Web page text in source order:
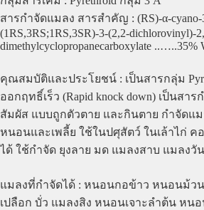
สารกำจัดแมลง สารสำคัญ : (RS)-α-cyano-
(1RS,3RS;1RS,3SR)-3-(2,2-dichlorovinyl)-
dimethylcyclopropanecarboxylate ..…..35%
คุณสมบัติและประโยชน์ : เป็นสารกลุ่ม
ออกฤทธิ์เร็ว (Rapid knock down) เป็นสา
สัมผัส แบบถูกตัวตาย และกินตาย กำจัดแ
หนอนและเพลี้ย ใช้ในปศุสัตว์ ในเล้าไก่ ค
ได้ ใช้กำจัด ยุงลาย มด แมลงสาบ แมลงวัน
แมลงที่กำจัดได้ : หนอนกอข้าว หนอนม้ว
เปลือก บั่ว แมลงสิง หนอนเจาะลำต้น หน